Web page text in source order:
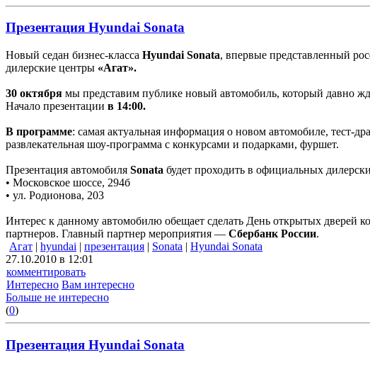
Презентация Hyundai Sonata
Новый седан бизнес-класса Hyundai Sonata, впервые представленный
дилерские центры «Агат».
30 октября мы представим публике новый автомобиль, который давно
Начало презентации в 14:00.
В программе: самая актуальная информация о новом автомобиле, тест-
развлекательная шоу-программа с конкурсами и подарками, фуршет.
Презентация автомобиля Sonata будет проходить в официальных
• Московское шоссе, 294б
• ул. Родионова, 203
Интерес к данному автомобилю обещает сделать День открытых дверей
партнеров. Главный партнер мероприятия — Сбербанк России.
Агат | hyundai | презентация | Sonata | Hyundai Sonata
27.10.2010 в 12:01
комментировать
Интересно Вам интересно
Больше не интересно
(0)
Презентация Hyundai Sonata